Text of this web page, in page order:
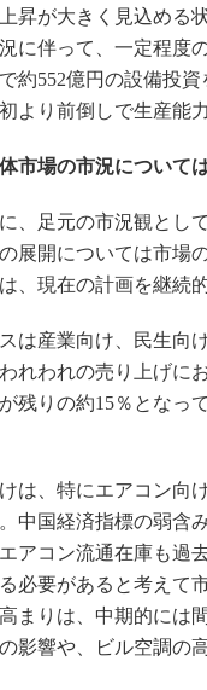
昇が大きく見込める
に伴って、一定程度
約552億円の設備投
より前倒しで生産能
場の市況については
、足元の市況観とし
展開については市場
、現在の計画を継続
は産業向け、民生向
れわれの売り上げに
残りの約15％となっ
は、特にエアコン向
中国経済指標の弱含
アコン流通在庫も過
必要があると考えて
まりは、中期的には
影響や、ビル空調の